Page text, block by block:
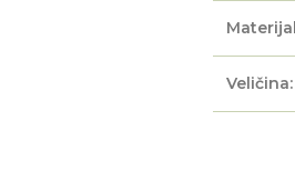
Veličina: